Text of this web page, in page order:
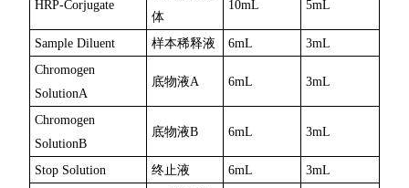
HRP-Corjugate
体
10mL 5mL
Sample Diluent 样本稀释液 6mL
3mL
Chromogen
SolutionA
底物液A 6mL 3mL
Chromogen
SolutionB
底物液B 6mL 3mL
Stop Solution 终止液 6mL 3mL